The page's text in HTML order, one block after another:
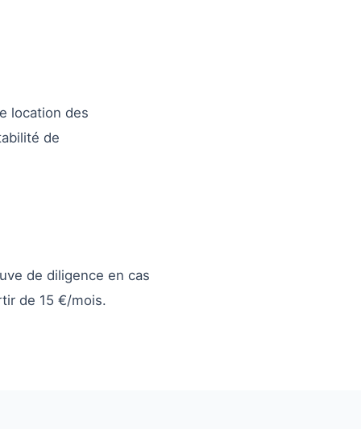
location des
de
de diligence en cas
de 15 €/mois.